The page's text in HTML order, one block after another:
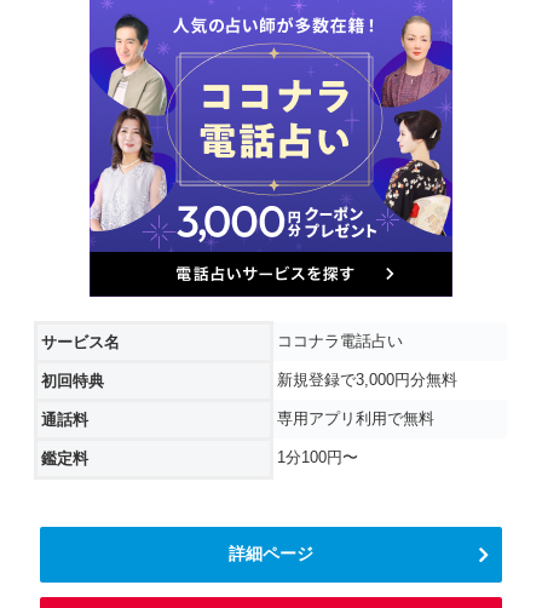
サービス名 ココナラ電話占い
初回特典 新規登録で3,000円分無料
通話料 専用アプリ利用で無料
鑑定料 1分100円〜
詳細ページ